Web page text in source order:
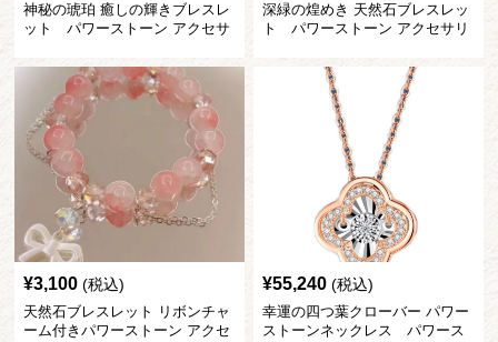
神秘の琥珀 癒しの輝きブレスレ
ット パワーストーン アクセサ
深緑の煌めき 天然石ブレスレッ
ト パワーストーン アクセサリ
¥3,100 (税込)
天然石ブレスレット リボンチャ
ーム付きパワーストーン アクセ
¥55,240 (税込)
幸運の四つ葉クローバー パワー
ストーンネックレス パワース